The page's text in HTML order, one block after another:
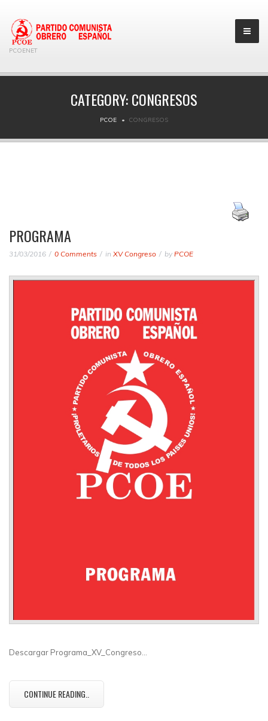
PCOENET
CATEGORY:CONGRESOS
PCOE CONGRESOS
PROGRAMA
31/03/2016 0 Comments in XV Congreso by PCOE
Descargar Programa_XV_Congreso…
CONTINUE READING..